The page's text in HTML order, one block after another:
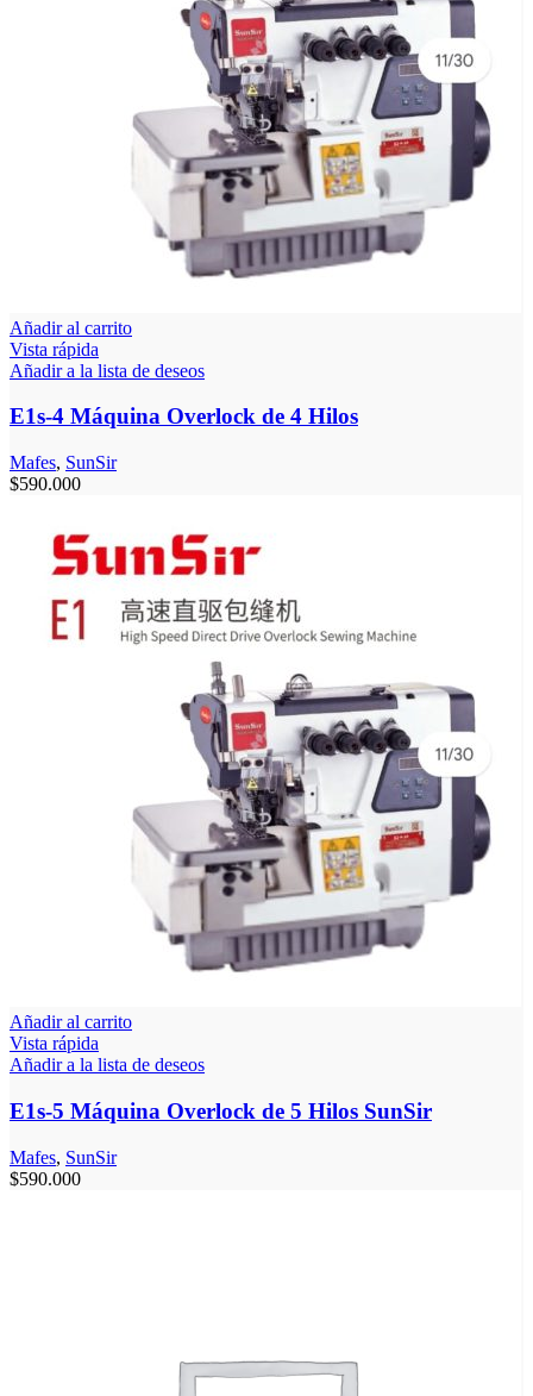
Añadir al carrito
Vista rápida
Añadir a la lista de deseos
E1s-4 Máquina Overlock de 4 Hilos
Mafes, SunSir
$590.000
Añadir al carrito
Vista rápida
Añadir a la lista de deseos
E1s-5 Máquina Overlock de 5 Hilos SunSir
Mafes, SunSir
$590.000